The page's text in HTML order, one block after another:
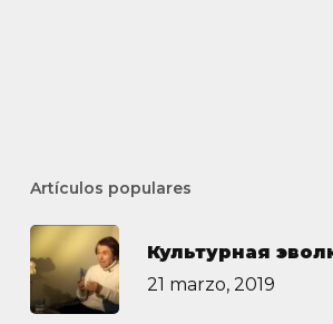
Artículos populares
Культурная
21 marzo, 2019